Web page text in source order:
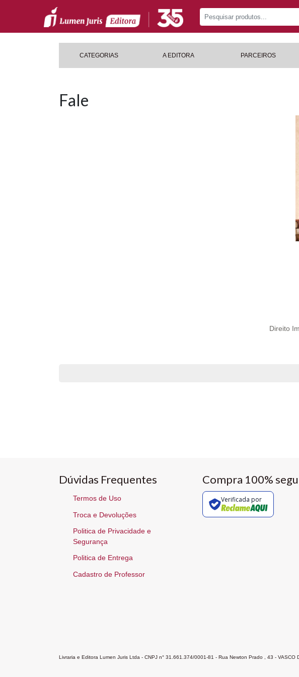
CATEGORIAS A EDITORA PARCEIROS
Fale
Direito
Dúvidas Frequentes
Termos de Uso
Troca e Devoluções
Politica de Privacidade e
Segurança
Politica de Entrega
Cadastro de Professor
Compra 100%
Verificada por
Livraria e Editora Lumen Juris Ltda - CNPJ n° 31.661.374/0001-81 - Rua Newton Prado , 43 - VASCO